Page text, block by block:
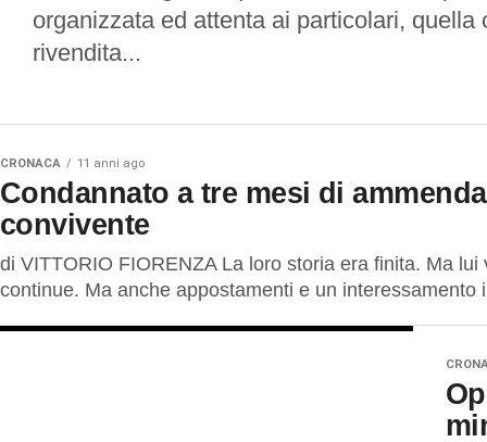
organizzata ed attenta ai particolari,
rivendita...
CRONACA 11 anni ago
Condannato a tre mesi di
convivente
di VITTORIO FIORENZA La loro storia era finita. Ma
continue. Ma anche appostamenti e un interessamento